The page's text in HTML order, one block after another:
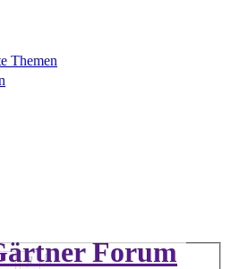
Themen
Forum
SucheErweiterte